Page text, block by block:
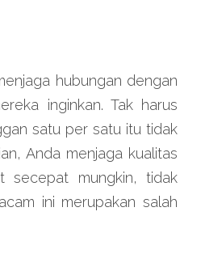
hubungan dengan
inginkan. Tak harus
satu per satu itu tidak
Anda menjaga kualitas
secepat mungkin, tidak
ini merupakan salah